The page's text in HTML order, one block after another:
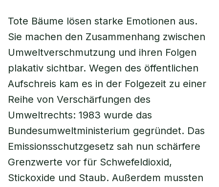
Tote Bäume lösen starke Emotionen aus.
Sie machen den Zusammenhang zwischen
Umweltverschmutzung und ihren Folgen
plakativ sichtbar. Wegen des öffentlichen
Aufschreis kam es in der Folgezeit zu einer
Reihe von Verschärfungen des
Umweltrechts: 1983 wurde das
Bundesumweltministerium gegründet. Das
Emissionsschutzgesetz sah nun schärfere
Grenzwerte vor für Schwefeldioxid,
Stickoxide und Staub. Außerdem mussten